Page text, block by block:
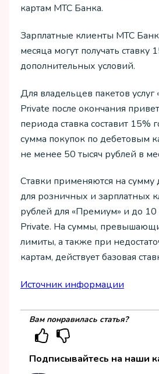
картам МТС Банка.
Зарплатные клиенты МТС
месяца могут получать ставку
дополнительных условий.
Для владельцев пакетов
Private после окончания
периода ставка составит 15%
сумма покупок по дебетовым
не менее 50 тысяч рублей в
Ставки применяются на сумму
для розничных и зарплатных
рублей для «Премиум» и до
Private. На суммы,
лимиты, а также при
картам, действует базовая
Источник информации
Вам понравилась статья?
Подписывайтесь на наши